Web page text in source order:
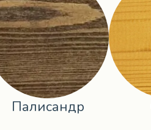
Палисандр